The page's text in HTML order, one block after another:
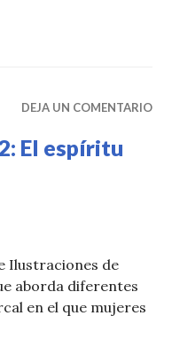
DEJA UN COMENTARIO
El espíritu
Ilustraciones de
aborda diferentes
en el que mujeres